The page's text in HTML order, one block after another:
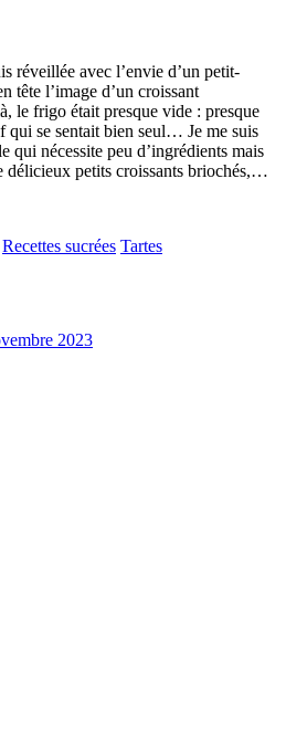
réveillée avec l’envie d’un petit-
tête l’image d’un croissant
le frigo était presque vide : presque
qui se sentait bien seul… Je me suis
qui nécessite peu d’ingrédients mais
délicieux petits croissants briochés,…
Recettes sucrées Tartes
2023